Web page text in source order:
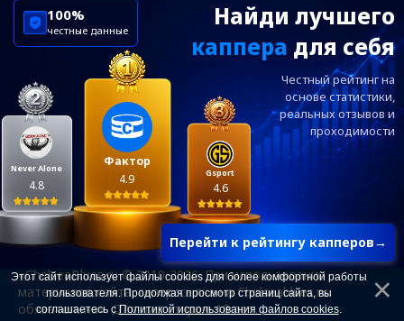
Найди лучшего
каппера для себя
Честный рейтинг на
основе статистики,
реальныхотзывов и
проходимости
Перейти к рейтингу капперов→
Фактор
4.9
Never Alone
4.8
Gsport
4.6
100%
честные данные
ChelseaBluesRu
ФК Челси
Посетителям
Информация
Ежевечерний дайджест главных новостей от
редакции ChelseaBlues.ru — подписывайтесь!
«ChelseaBlues.ru © 2010-2026. При использовании
материалов сайта, гиперссылка на Chelseablues.ru
обязательна». Для лиц старше 18 лет.
Этот сайт использует файлы cookies для более комфортной работы
пользователя. Продолжая просмотр страниц сайта, вы
соглашаетесь сПолитикой использования файлов cookies.